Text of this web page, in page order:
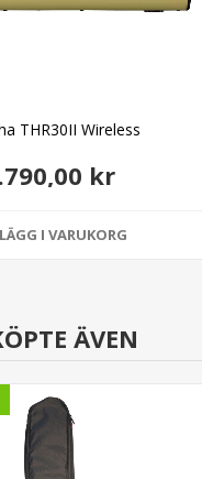
THR30II Wireless
kr
LÄGG I VARUKORG
ÄVEN